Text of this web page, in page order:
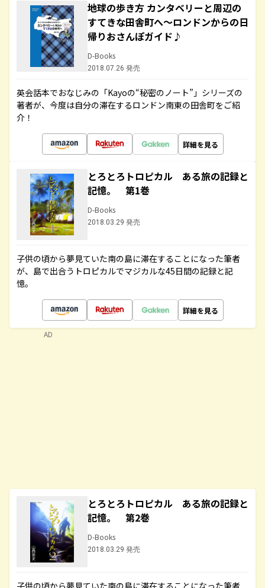
地球の歩き方 カンタベリーと周辺の
すてきな田舎町へ～ロンドンからの日
帰りおさんぽガイド♪
D-Books
2018.07.26 発売
英会話本でおなじみの「Kayoの“秘密のノート”」シリーズの
著者が、今度は自分の滞在するロンドン南東の田舎町をご紹
介！
詳細を見る
とろとろトロピカル ある旅の記録と
記憶。 第1巻
D-Books
2018.03.29 発売
子供の頃から夢見ていた南の島に滞在することになった筆者
が、島で出合うトロピカルでマジカルな45日間の記録と記
憶。
詳細を見る
とろとろトロピカル ある旅の記録と
記憶。 第2巻
D-Books
2018.03.29 発売
子供の頃から夢見ていた南の島に滞在することになった筆者
AD